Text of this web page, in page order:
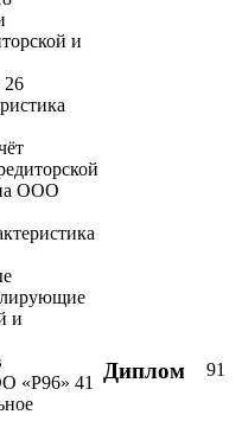
и
26
ООО
и
«Р96» 41
Диплом 91